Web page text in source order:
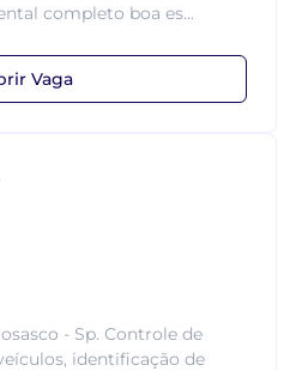
completo boa es...
Vaga
- Sp. Controle de
identificação de